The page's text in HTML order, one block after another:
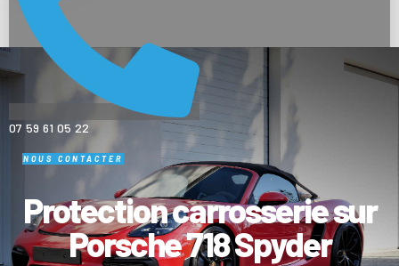
07 59 61 05 22
NOUS CONTACTER
Protection carrosserie sur
Porsche 718 Spyder